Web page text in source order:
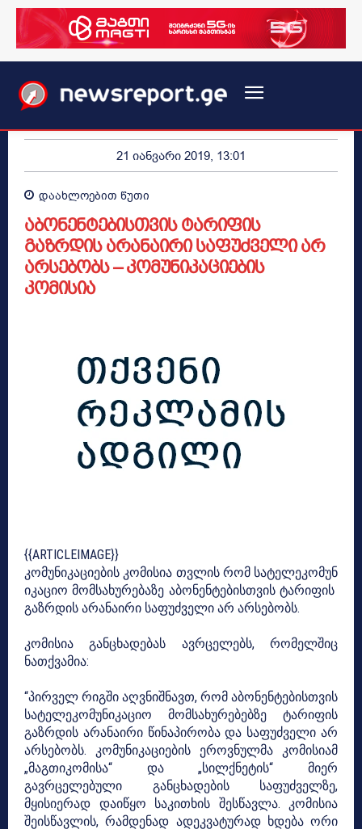
21 იანვარი 2019, 13:01
დაახლოებით წუთი
აბონენტებისთვის ტარიფის
გაზრდის არანაირი საფუძველი არ
არსებობს – კომუნიკაციების
კომისია
{{ARTICLEIMAGE}}
კომუნიკაციების კომისია თვლის რომ სატელეკომუნ
იკაციო მომსახურებაზე აბონენტებისთვის ტარიფის
გაზრდის არანაირი საფუძველი არ არსებობს.
კომისია განცხადებას ავრცელებს, რომელშიც
ნათქვამია:
“პირველ რიგში აღვნიშნავთ, რომ აბონენტებისთვის
სატელეკომუნიკაციო მომსახურებებზე ტარიფის
გაზრდის არანაირი წინაპირობა და საფუძველი არ
არსებობს. კომუნიკაციების ეროვნულმა კომისიამ
„მაგთიკომისა“ და „სილქნეტის“ მიერ
გავრცელებული განცხადების საფუძველზე,
მყისიერად დაიწყო საკითხის შესწავლა. კომისია
შეისწავლის, რამდენად ადეკვატურად ხდება ორი